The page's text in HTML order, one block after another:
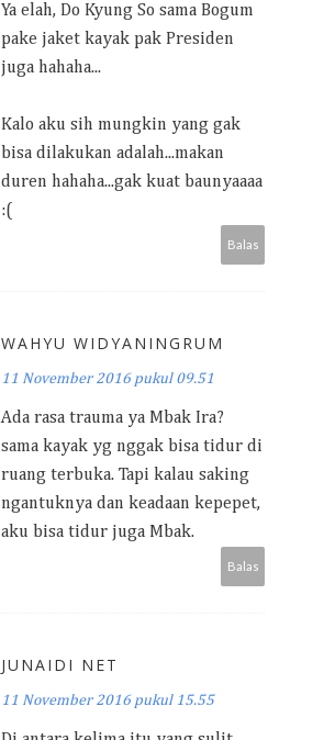
Ya elah, Do Kyung So sama Bogum
pake jaket kayak pak Presiden
juga hahaha...
Kalo aku sih mungkin yang gak
bisa dilakukan adalah...makan
duren hahaha...gak kuat baunyaaaa
:(
Balas
WAHYU WIDYANINGRUM
11 November 2016 pukul 09.51
Ada rasa trauma ya Mbak Ira?
sama kayak yg nggak bisa tidur di
ruang terbuka. Tapi kalau saking
ngantuknya dan keadaan kepepet,
aku bisa tidur juga Mbak.
Balas
JUNAIDI NET
11 November 2016 pukul 15.55